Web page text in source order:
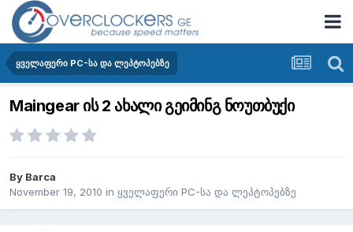
ყველაფერი PC-სა და ლეპტოპებზე
Maingear ის 2 ახალი გეიმინგ ნოუთბუქი
By Barca
November 19, 2010 in ყველაფერი PC-სა და ლეპტოპებზე